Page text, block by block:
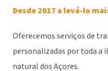
Desde 2017 a levá-lo
Oferecemos serviços de
personalizadas por toda a
natural dos Açores.